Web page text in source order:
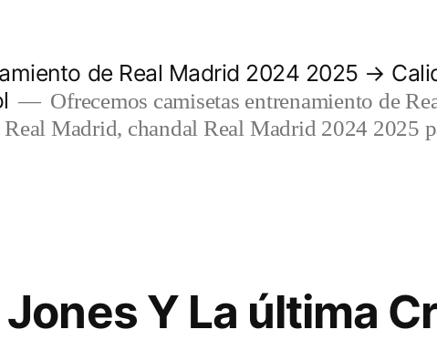
de Real Madrid 2024 2025 →
Ofrecemos camisetas entrenamiento de
Madrid, chandal Real Madrid 2024 2025
Y La última